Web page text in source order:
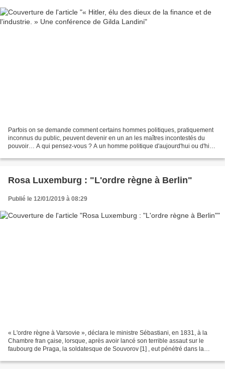
Parfois on se demande comment certains hommes politiques, pratiquement
inconnus du public, peuvent devenir en un an les maîtres incontestés du
pouvoir… A qui pensez-vous ? A un homme politique d'aujourd'hui ou d'hier
Rosa Luxemburg : "L'ordre règne à Berlin"
Publié le 12/01/2019 à 08:29
« L'ordre règne à Varsovie », déclara le ministre Sébastiani, en 1831, à la
Chambre fran çaise, lorsque, après avoir lancé son terrible assaut sur le
faubourg de Praga, la soldatesque de Souvorov [1] , eut pénétré dans la